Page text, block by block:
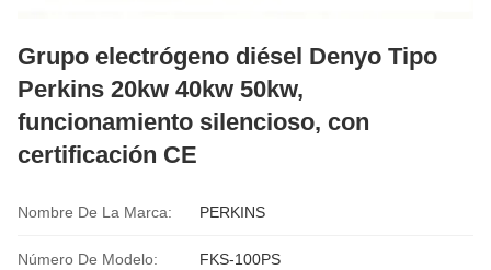
Grupo electrógeno diésel Denyo Tipo
Perkins 20kw 40kw 50kw,
funcionamiento silencioso, con
certificación CE
Nombre De La Marca: PERKINS
Número De Modelo: FKS-100PS